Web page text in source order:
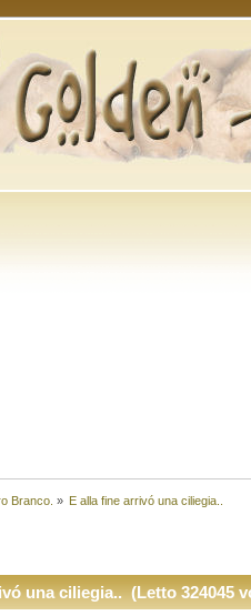
Branco. » E alla fine arrivó una ciliegia..
una ciliegia.. (Letto 324045